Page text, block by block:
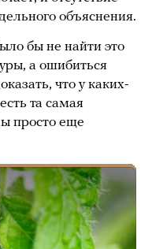
объяснения.
бы не найти это
а ошибиться
что у каких-
та самая
просто еще